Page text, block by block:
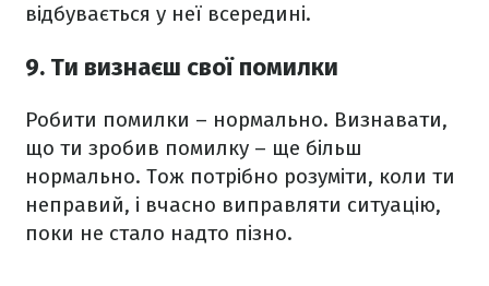
відбувається у неї всередині.
9. Ти визнаєш свої помилки
Робити помилки – нормально. Визнавати,
що ти зробив помилку – ще більш
нормально. Тож потрібно розуміти, коли ти
неправий, і вчасно виправляти ситуацію,
поки не стало надто пізно.